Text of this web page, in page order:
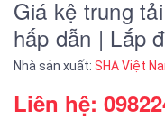
Giá kệ trung
hấp dẫn | Lắp
Nhà sản xuất: SHA Việt
Liên hệ: